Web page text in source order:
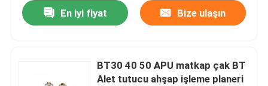
En iyi fiyat Bize ulaşın
BT30 40 50 APU matkap çak BT
Alet tutucu ahşap işleme planeri